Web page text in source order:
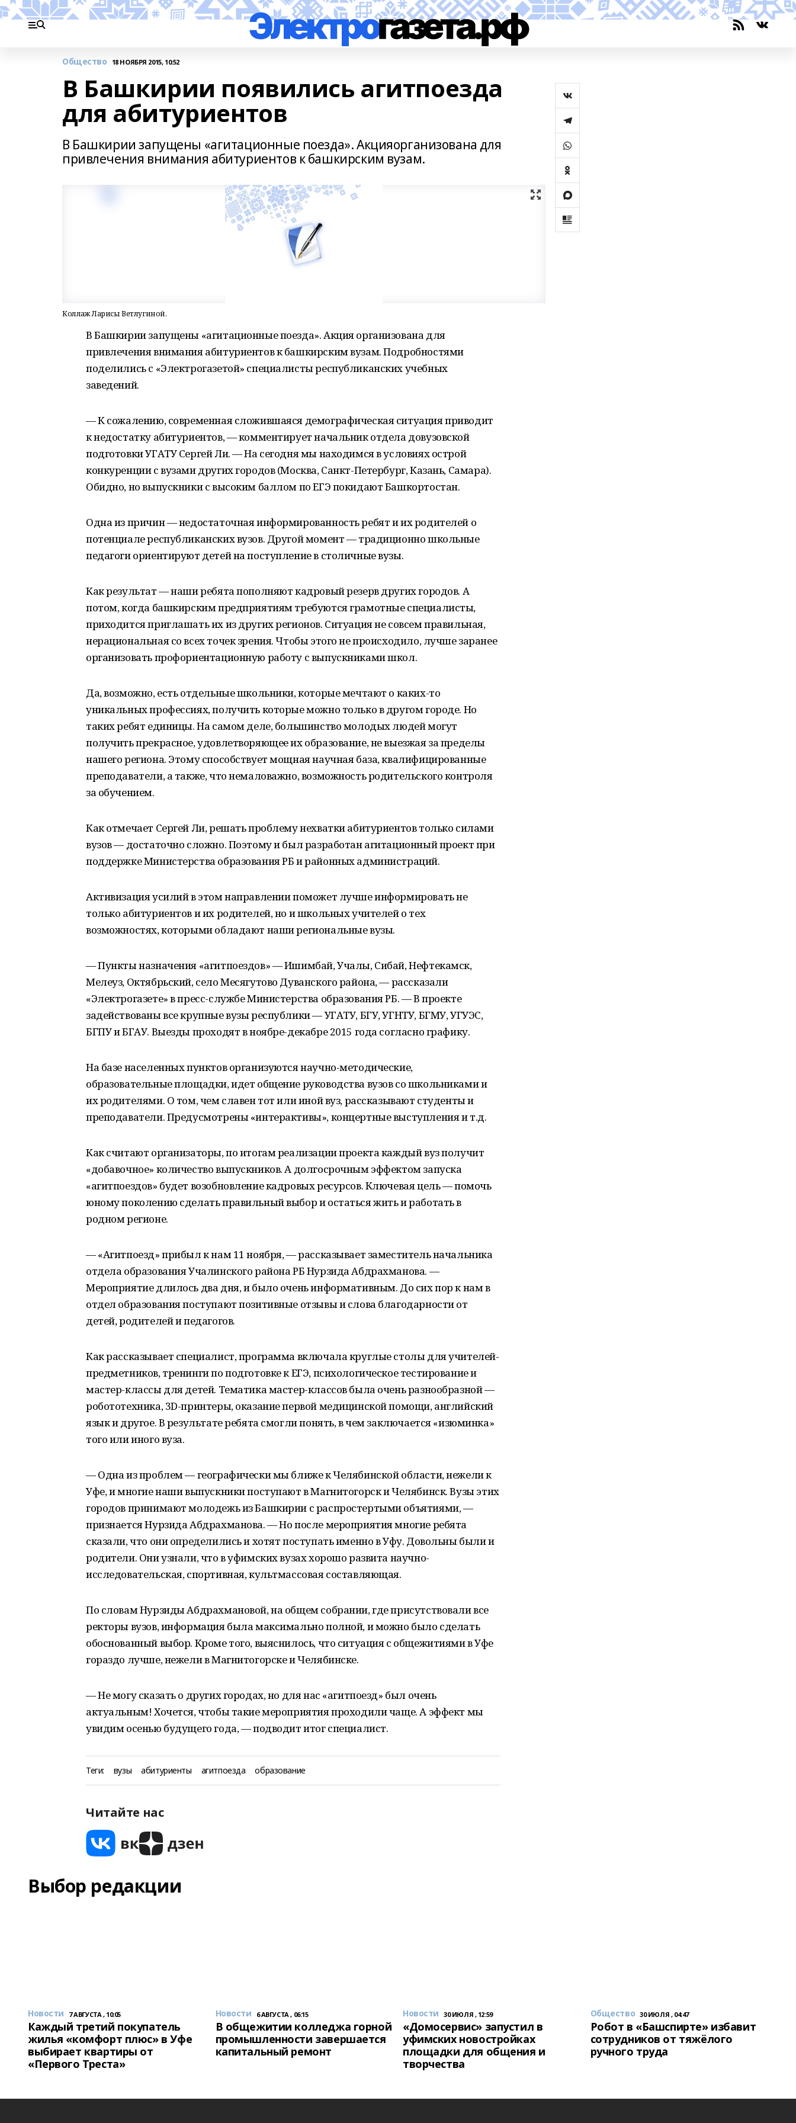
Общество 18 НОЯБРЯ 2015, 10:52
В Башкирии появились агитпоезда
для абитуриентов
В Башкирии запущены «агитационные поезда». Акцияорганизована для
привлечения внимания абитуриентов к башкирским вузам.
Коллаж Ларисы Ветлугиной.
В Башкирии запущены «агитационные поезда». Акция организована для
привлечения внимания абитуриентов к башкирским вузам. Подробностями
поделились с «Электрогазетой» специалисты республиканских учебных
заведений.
— К сожалению, современная сложившаяся демографическая ситуация приводит
к недостатку абитуриентов, — комментирует начальник отдела довузовской
подготовки УГАТУ Сергей Ли. — На сегодня мы находимся в условиях острой
конкуренции с вузами других городов (Москва, Санкт-Петербург, Казань, Самара).
Обидно, но выпускники с высоким баллом по ЕГЭ покидают Башкортостан.
Одна из причин — недостаточная информированность ребят и их родителей о
потенциале республиканских вузов. Другой момент — традиционно школьные
педагоги ориентируют детей на поступление в столичные вузы.
Как результат — наши ребята пополняют кадровый резерв других городов. А
потом, когда башкирским предприятиям требуются грамотные специалисты,
приходится приглашать их из других регионов. Ситуация не совсем правильная,
нерациональная со всех точек зрения. Чтобы этого не происходило, лучше заранее
организовать профориентационную работу с выпускниками школ.
Да, возможно, есть отдельные школьники, которые мечтают о каких-то
уникальных профессиях, получить которые можно только в другом городе. Но
таких ребят единицы. На самом деле, большинство молодых людей могут
получить прекрасное, удовлетворяющее их образование, не выезжая за пределы
нашего региона. Этому способствует мощная научная база, квалифицированные
преподаватели, а также, что немаловажно, возможность родительского контроля
за обучением.
Как отмечает Сергей Ли, решать проблему нехватки абитуриентов только силами
вузов — достаточно сложно. Поэтому и был разработан агитационный проект при
поддержке Министерства образования РБ и районных администраций.
Активизация усилий в этом направлении поможет лучше информировать не
только абитуриентов и их родителей, но и школьных учителей о тех
возможностях, которыми обладают наши региональные вузы.
— Пункты назначения «агитпоездов» — Ишимбай, Учалы, Сибай, Нефтекамск,
Мелеуз, Октябрьский, село Месягутово Дуванского района, — рассказали
«Электрогазете» в пресс-службе Министерства образования РБ. — В проекте
задействованы все крупные вузы республики — УГАТУ, БГУ, УГНТУ, БГМУ, УГУЭС,
БГПУ и БГАУ. Выезды проходят в ноябре-декабре 2015 года согласно графику.
На базе населенных пунктов организуются научно-методические,
образовательные площадки, идет общение руководства вузов со школьниками и
их родителями. О том, чем славен тот или иной вуз, рассказывают студенты и
преподаватели. Предусмотрены «интерактивы», концертные выступления и т.д.
Как считают организаторы, по итогам реализации проекта каждый вуз получит
«добавочное» количество выпускников. А долгосрочным эффектом запуска
«агитпоездов» будет возобновление кадровых ресурсов. Ключевая цель — помочь
юному поколению сделать правильный выбор и остаться жить и работать в
родном регионе.
— «Агитпоезд» прибыл к нам 11 ноября, — рассказывает заместитель начальника
отдела образования Учалинского района РБ Нурзида Абдрахманова. —
Мероприятие длилось два дня, и было очень информативным. До сих пор к нам в
отдел образования поступают позитивные отзывы и слова благодарности от
детей, родителей и педагогов.
Как рассказывает специалист, программа включала круглые столы для учителей-
предметников, тренинги по подготовке к ЕГЭ, психологическое тестирование и
мастер-классы для детей. Тематика мастер-классов была очень разнообразной —
робототехника, 3D-принтеры, оказание первой медицинской помощи, английский
язык и другое. В результате ребята смогли понять, в чем заключается «изюминка»
того или иного вуза.
— Одна из проблем — географически мы ближе к Челябинской области, нежели к
Уфе, и многие наши выпускники поступают в Магнитогорск и Челябинск. Вузы этих
городов принимают молодежь из Башкирии с распростертыми объятиями, —
признается Нурзида Абдрахманова. — Но после мероприятия многие ребята
сказали, что они определились и хотят поступать именно в Уфу. Довольны были и
родители. Они узнали, что в уфимских вузах хорошо развита научно-
исследовательская, спортивная, культмассовая составляющая.
По словам Нурзиды Абдрахмановой, на общем собрании, где присутствовали все
ректоры вузов, информация была максимально полной, и можно было сделать
обоснованный выбор. Кроме того, выяснилось, что ситуация с общежитиями в Уфе
гораздо лучше, нежели в Магнитогорске и Челябинске.
— Не могу сказать о других городах, но для нас «агитпоезд» был очень
актуальным! Хочется, чтобы такие мероприятия проходили чаще. А эффект мы
увидим осенью будущего года, — подводит итог специалист.
Теги: вузы абитуриенты агитпоезда образование
Читайте нас
Выбор редакции
Новости 7 АВГУСТА , 10:05
Каждый третий покупатель
жилья «комфорт плюс» в Уфе
выбирает квартиры от
«Первого Треста»
Новости 6 АВГУСТА , 06:15
В общежитии колледжа горной
промышленности завершается
капитальный ремонт
Новости 30 ИЮЛЯ , 12:59
«Домосервис» запустил в
уфимских новостройках
площадки для общения и
творчества
Общество 30 ИЮЛЯ , 04:47
Робот в «Башспирте» избавит
сотрудников от тяжёлого
ручного труда